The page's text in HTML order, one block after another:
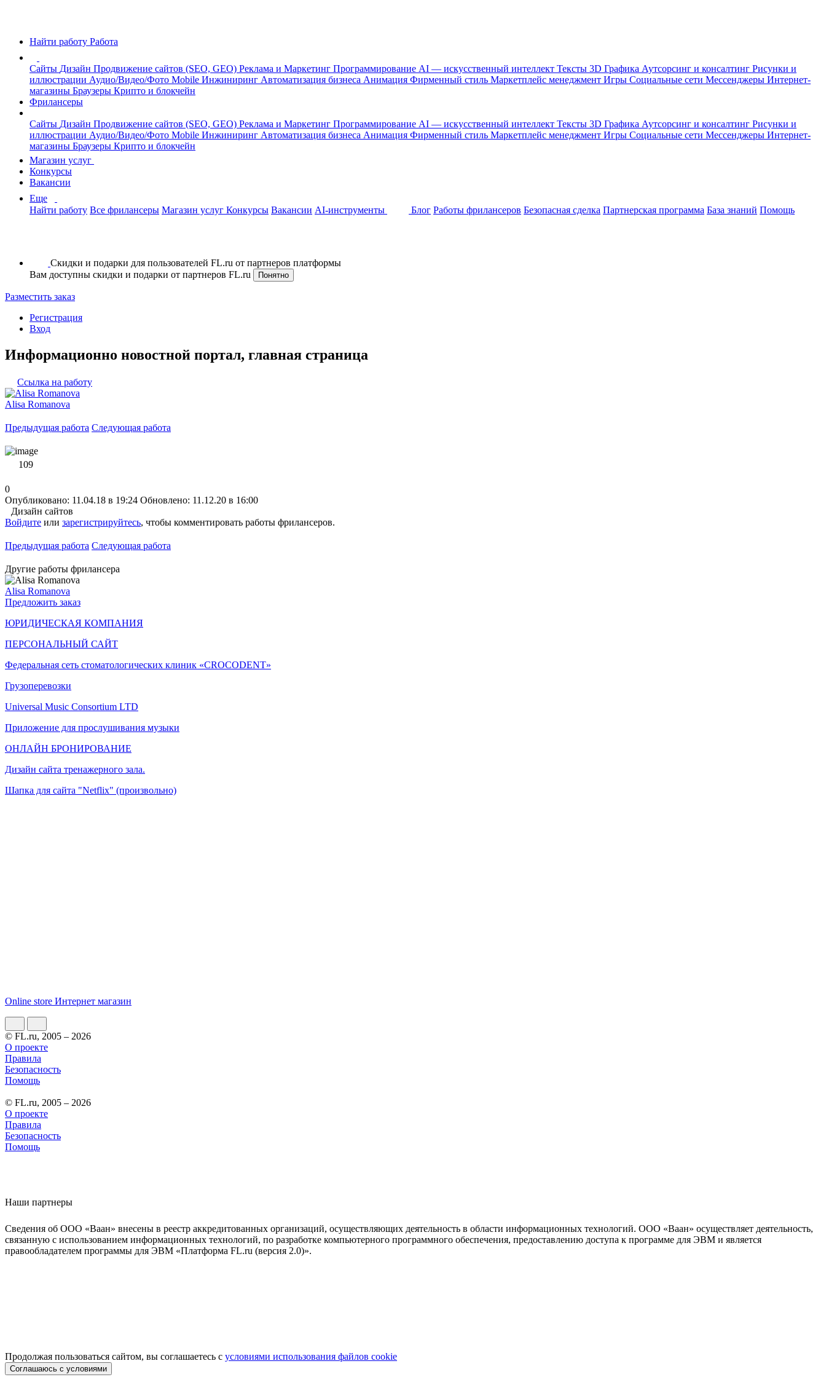
Найти работу Работа
Сайты Дизайн Продвижение сайтов (SEO, GEO) Реклама и Маркетинг Программирование AI — искусственный интеллект Тексты 3D Графика Аутсорсинг и консалтинг Рисунки и
иллюстрации Аудио/Видео/Фото Mobile Инжиниринг Автоматизация бизнеса Анимация Фирменный стиль Маркетплейс менеджмент Игры Социальные сети Мессенджеры Интернет-
магазины Браузеры Крипто и блокчейн
Фрилансеры
Сайты Дизайн Продвижение сайтов (SEO, GEO) Реклама и Маркетинг Программирование AI — искусственный интеллект Тексты 3D Графика Аутсорсинг и консалтинг Рисунки и
иллюстрации Аудио/Видео/Фото Mobile Инжиниринг Автоматизация бизнеса Анимация Фирменный стиль Маркетплейс менеджмент Игры Социальные сети Мессенджеры Интернет-
магазины Браузеры Крипто и блокчейн
Магазин услуг
Конкурсы
Вакансии
Еще
Найти работу Все фрилансеры Магазин услуг Конкурсы Вакансии AI-инструменты Блог Работы фрилансеров Безопасная сделка Партнерская программа База знаний Помощь
Скидки и подарки для пользователей FL.ru от партнеров платформы
Вам доступны скидки и подарки от партнеров FL.ru
Понятно
Разместить заказ
Регистрация
Вход
Информационно новостной портал, главная страница
Ссылка на работу
Alisa Romanova
Предыдущая работа Следующая работа
109
0
Опубликовано: 11.04.18 в 19:24 Обновлено: 11.12.20 в 16:00
Дизайн сайтов
Войдите или зарегистрируйтесь, чтобы комментировать работы фрилансеров.
Предыдущая работа Следующая работа
Другие работы фрилансера
Alisa Romanova
Предложить заказ
ЮРИДИЧЕСКАЯ КОМПАНИЯ
ПЕРСОНАЛЬНЫЙ САЙТ
Федеральная сеть стоматологических клиник «CROCODENT»
Грузоперевозки
Universal Music Consortium LTD
Приложение для прослушивания музыки
ОНЛАЙН БРОНИРОВАНИЕ
Дизайн сайта тренажерного зала.
Шапка для сайта "Netflix" (произвольно)
Online store Интернет магазин
© FL.ru, 2005 – 2026
О проекте
Правила
Безопасность
Помощь
© FL.ru, 2005 – 2026
О проекте
Правила
Безопасность
Помощь
Наши партнеры
Сведения об ООО «Ваан» внесены в реестр аккредитованных организаций, осуществляющих деятельность в области информационных технологий. ООО «Ваан» осуществляет деятельность,
связанную с использованием информационных технологий, по разработке компьютерного программного обеспечения, предоставлению доступа к программе для ЭВМ и является
правообладателем программы для ЭВМ «Платформа FL.ru (версия 2.0)».
Продолжая пользоваться сайтом, вы соглашаетесь с условиями использования файлов cookie
Соглашаюсь с условиями